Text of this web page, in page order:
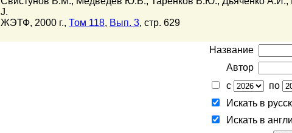
J.
ЖЭТФ, 2000 г., Том 118, Вып. 3, стр. 629
Название
Автор
с
по
Искать в
Искать в